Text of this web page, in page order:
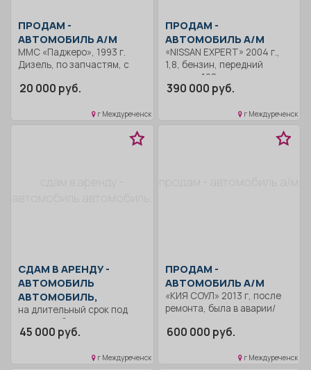
ПРОДАМ -
АВТОМОБИЛЬ А/М
ММС «Паджеро», 1993 г.
Дизель, по запчастям, с
20 000 руб.
г Междуреченск
ПРОДАМ -
АВТОМОБИЛЬ А/М
«NISSAN EXPERT» 2004 г.,
1,8, бензин, передний
нормальное тех. состояние.
390 000 руб.
г Междуреченск
сдам в аренду -
автомобиль автомобиль,
СДАМ В АРЕНДУ -
АВТОМОБИЛЬ
АВТОМОБИЛЬ,
на длительный срок под
такси, либо в личное
пользование.
45 000 руб.
г Междуреченск
продам - автомобиль а/м
ПРОДАМ -
АВТОМОБИЛЬ А/М
«КИЯ СОУЛ» 2013 г, после
ремонта, была в аварии/
600 000 руб.
г Междуреченск